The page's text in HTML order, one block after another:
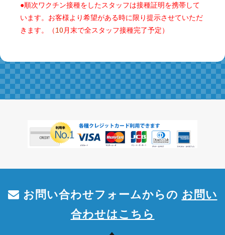
●順次ワクチン接種をしたスタッフは接種証明を携帯して
います。お客様より希望がある時に限り提示させていただ
きます。（10 月末で全スタッフ接種完了予定）
お問い合わせフォームからの お問い
合わせはこちら